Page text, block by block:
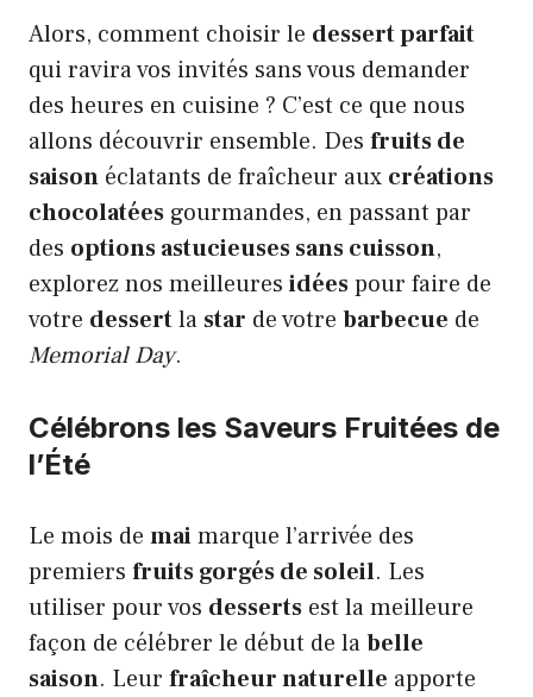
Alors, comment choisir le dessert parfait
qui ravira vos invités sans vous demander
des heures en cuisine ? C’est ce que nous
allons découvrir ensemble. Des fruits de
saison éclatants de fraîcheur aux créations
chocolatées gourmandes, en passant par
des options astucieuses sans cuisson,
explorez nos meilleures idéespour faire de
votre dessertla star de votre barbecue de
Memorial Day.
Célébrons les Saveurs Fruitées de
l’Été
Le mois de maimarque l’arrivée des
premiers fruits gorgés de soleil. Les
utiliser pour vos desserts est la meilleure
façon de célébrer le début de labelle
saison. Leur fraîcheur naturelle apporte